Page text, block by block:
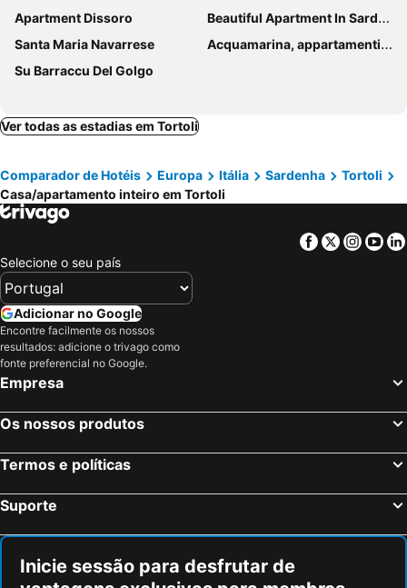
Apartment Dissoro
Beautiful Apartment In Sardinia - Torre Di Barì
Santa Maria Navarrese
Acquamarina, appartamenti sul mare con piscina
Su Barraccu Del Golgo
Ver todas as estadias em Tortoli
Comparador de Hotéis Europa Itália Sardenha
Tortoli
Casa/apartamento inteiro em Tortoli
Facebook
Twitter
Selecione o seu país
Adicionar no Google
Encontre facilmente os nossos
resultados: adicione o trivago como
fonte preferencial no Google.
Empresa
Os nossos produtos
Termos e políticas
Suporte
Inicie sessão para desfrutar de